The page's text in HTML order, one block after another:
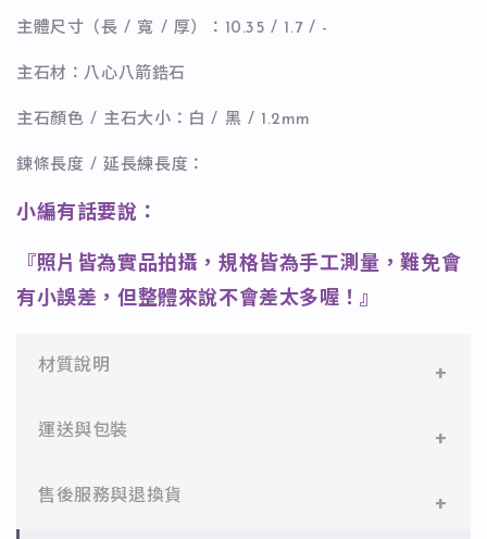
主體尺寸（長 / 寬 / 厚）：10.35 / 1.7 / -
主石材：八心八箭鋯石
主石顏色 / 主石大小：白 / 黑 / 1.2mm
鍊條長度 / 延長練長度：
小編有話要說：
『照片皆為實品拍攝，規格皆為手工測量，難免會
有小誤差，但整體來說不會差太多喔！』
材質說明
✻ 316L不鏽鋼
✻ 925純銀
運送與包裝
一般會員：一件即享免運與精美包裝，超商取貨或宅配
售後服務與退換貨